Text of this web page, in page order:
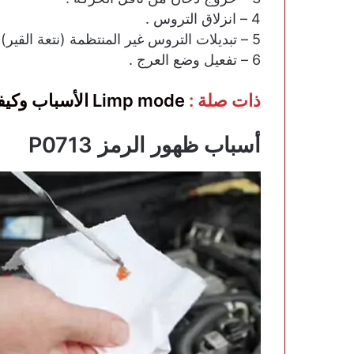
4 – انزلاق التروس .
5 – تبديلات التروس غير المنتظمة (نتعة القير) .
6 – تفعيل وضع العرج .
ذات صلة : Limp mode الأسباب وكيفية تخطي الممشكلة
أسباب ظهور الرمز P0713